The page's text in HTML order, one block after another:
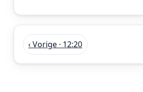
‹ Vorige · 12:20